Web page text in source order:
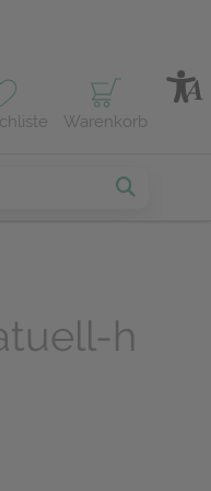
Warenkorb
h